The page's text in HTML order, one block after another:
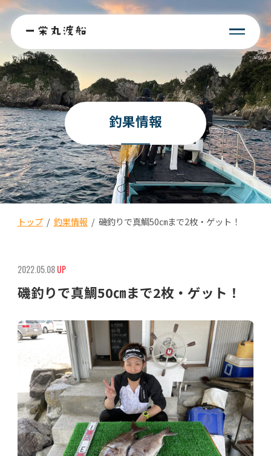
釣果情報
トップ/ 釣果情報 / 磯釣りで真鯛50㎝まで2枚・ゲット！
2022.05.08UP
磯釣りで真鯛50㎝まで2枚・ゲット！